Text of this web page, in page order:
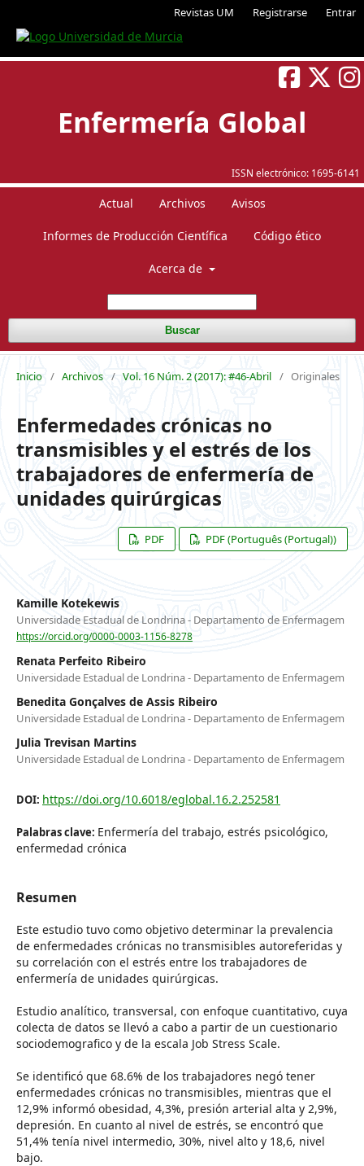
Revistas UM Registrarse Entrar
ISSN electrónico: 1695-6141
Enfermería Global
Actual Archivos Avisos
Informes de Producción Científica Código ético
Acerca de
Buscar
Inicio / Archivos / Vol. 16 Núm. 2 (2017): #46-Abril / Originales
Enfermedades crónicas no
transmisibles y el estrés de los
trabajadores de enfermería de
unidades quirúrgicas
PDF PDF (Português (Portugal))
Kamille Kotekewis
Universidade Estadual de Londrina - Departamento de Enfermagem
https://orcid.org/0000-0003-1156-8278
Renata Perfeito Ribeiro
Universidade Estadual de Londrina - Departamento de Enfermagem
Benedita Gonçalves de Assis Ribeiro
Universidade Estadual de Londrina - Departamento de Enfermagem
Julia Trevisan Martins
Universidade Estadual de Londrina - Departamento de Enfermagem
DOI: https://doi.org/10.6018/eglobal.16.2.252581
Palabras clave: Enfermería del trabajo, estrés psicológico,
enfermedad crónica
Resumen
Este estudio tuvo como objetivo determinar la prevalencia
de enfermedades crónicas no transmisibles autoreferidas y
su correlación con el estrés entre los trabajadores de
enfermería de unidades quirúrgicas.
Estudio analítico, transversal, con enfoque cuantitativo, cuya
colecta de datos se llevó a cabo a partir de un cuestionario
sociodemografico y de la escala Job Stress Scale.
Se identificó que 68.6% de los trabajadores negó tener
enfermedades crónicas no transmisibles, mientras que el
12,9% informó obesidad, 4,3%, presión arterial alta y 2,9%,
depresión. En cuanto al nivel de estrés, se encontró que
51,4% tenía nivel intermedio, 30%, nivel alto y 18,6, nivel
bajo.